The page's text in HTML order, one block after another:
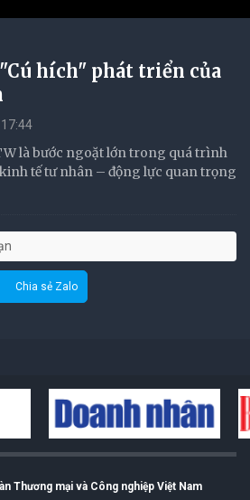
hích" phát triển của
là bước ngoặt lớn trong quá trình
tế tư nhân – động lực quan trọng
Chia sẻ Zalo
Thương mại và Công nghiệp Việt Nam